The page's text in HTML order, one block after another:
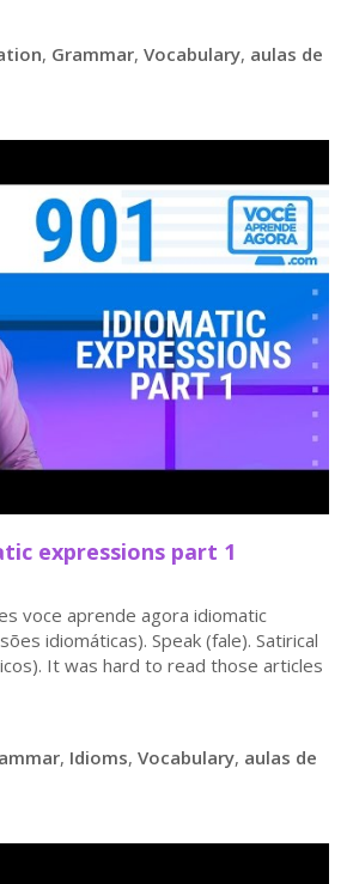
, Grammar, Vocabulary, aulas de
expressions part 1
voce aprende agora idiomatic
idiomáticas). Speak (fale). Satirical
It was hard to read those articles
, Idioms, Vocabulary, aulas de